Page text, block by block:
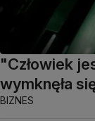
"Człowiek
wymknęła
BIZNES